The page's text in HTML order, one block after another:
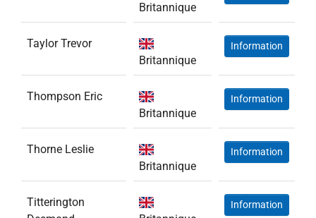
Britannique
Taylor Trevor
Britannique
Information
Thompson Eric
Britannique
Information
Thorne Leslie
Britannique
Information
Titterington
Information